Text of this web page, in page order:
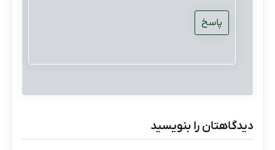
پاسخ
دیدگاهتان را بنویسید